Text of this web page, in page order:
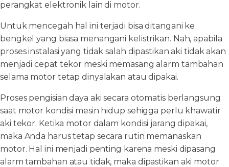
perangkat elektronik lain di motor.
Untuk mencegah hal ini terjadi bisa ditangani ke
bengkel yang biasa menangani kelistrikan. Nah, apabila
proses instalasi yang tidak salah dipastikan aki tidak akan
menjadi cepat tekor meski memasang alarm tambahan
selama motor tetap dinyalakan atau dipakai.
Proses pengisian daya aki secara otomatis berlangsung
saat motor kondisi mesin hidup sehigga perlu khawatir
aki tekor. Ketika motor dalam kondisi jarang dipakai,
maka Anda harus tetap secara rutin memanaskan
motor. Hal ini menjadi penting karena meski dipasang
alarm tambahan atau tidak, maka dipastikan aki motor